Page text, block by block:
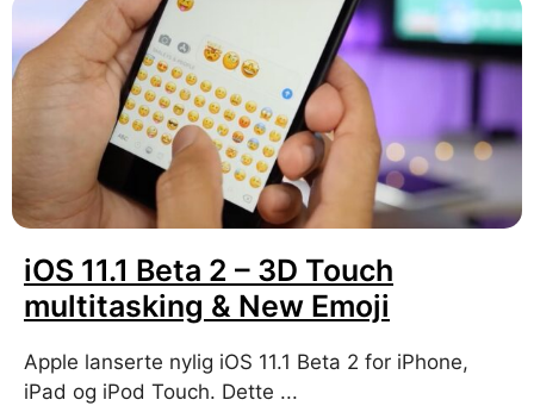
iOS 11.1 Beta 2 – 3D Touch
multitasking & New Emoji
Apple lanserte nylig iOS 11.1 Beta 2 for iPhone,
iPad og iPod Touch. Dette ...